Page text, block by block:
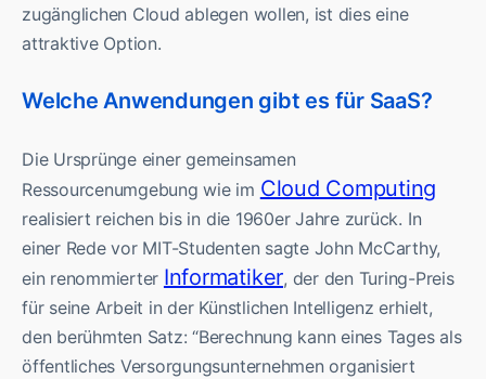
zugänglichen Cloud ablegen wollen, ist dies eine
attraktive Option.
Welche Anwendungen gibt es für SaaS?
Die Ursprünge einer gemeinsamen
Ressourcenumgebung wie im Cloud Computing
realisiert reichen bis in die 1960er Jahre zurück. In
einer Rede vor MIT-Studenten sagte John McCarthy,
ein renommierter Informatiker, der den Turing-Preis
für seine Arbeit in der Künstlichen Intelligenz erhielt,
den berühmten Satz: “Berechnung kann eines Tages als
öffentliches Versorgungsunternehmen organisiert